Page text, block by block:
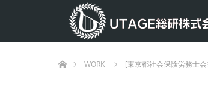
WORK
[東京都社会保険労務士